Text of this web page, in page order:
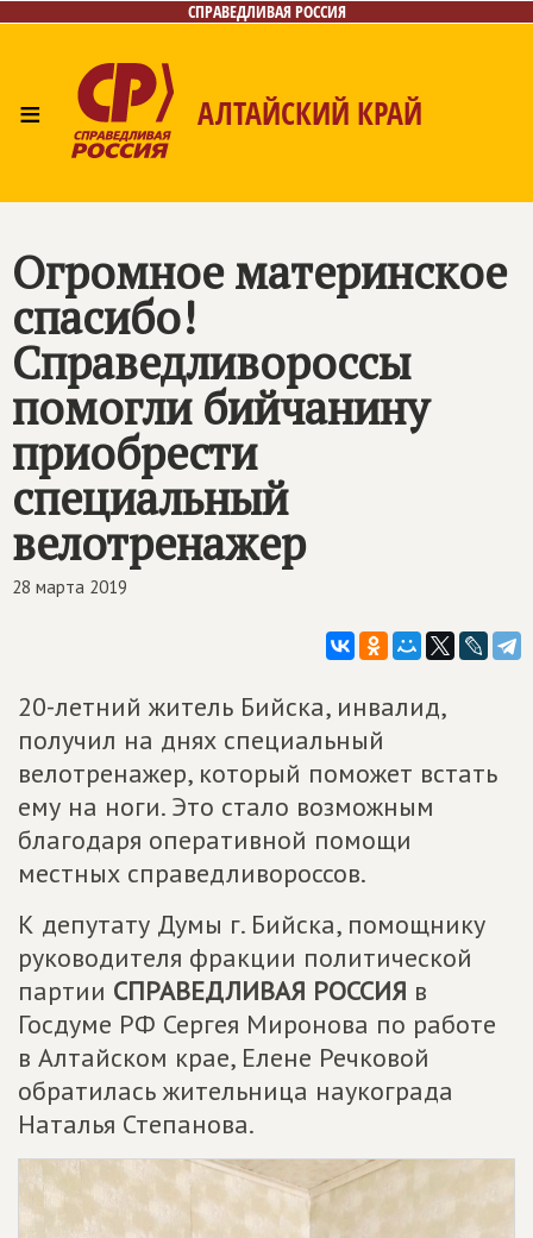
СПРАВЕДЛИВАЯ РОССИЯ
≡ АЛТАЙСКИЙ КРАЙ
Огромное материнское
спасибо!
Справедливороссы
помогли бийчанину
приобрести
специальный
велотренажер
28 марта 2019
20-летний житель Бийска, инвалид,
получил на днях специальный
велотренажер, который поможет встать
ему на ноги. Это стало возможным
благодаря оперативной помощи
местных справедливороссов.
К депутату Думы г. Бийска, помощнику
руководителя фракции политической
партии СПРАВЕДЛИВАЯ РОССИЯ в
Госдуме РФ Сергея Миронова по работе
в Алтайском крае, Елене Речковой
обратилась жительница наукограда
Наталья Степанова.